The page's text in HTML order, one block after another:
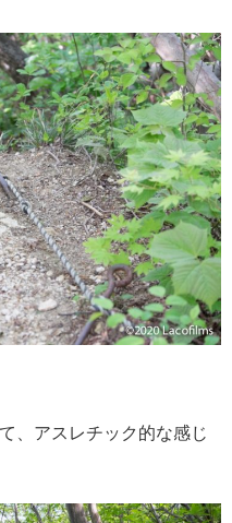
、アスレチック的な感じ